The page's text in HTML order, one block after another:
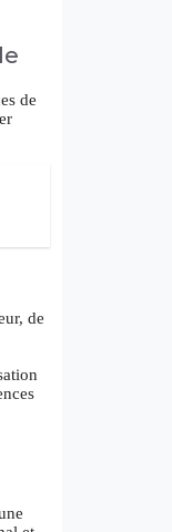
de
de